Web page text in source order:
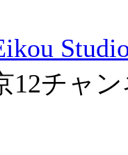
12チャ